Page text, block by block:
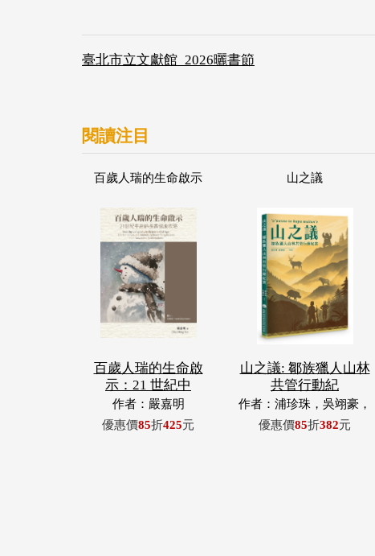
臺北市立文獻館_2026曬書節
閱讀注目
百歲人瑞的生命啟示
百歲人瑞的生命啟
示：21 世紀中
作者：嚴嘉明
優惠價85折425元
山之議
山之議: 鄒族獵人山林
共管行動紀
作者：浦珍珠，吳翊豪，
呂翊齊，張惠東，許玉
優惠價85折382元